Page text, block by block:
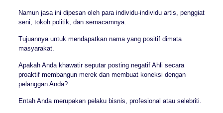
Namun jasa ini dipesan oleh para individu-individu artis, penggiat
seni, tokoh politik, dan semacamnya.
Tujuannya untuk mendapatkan nama yang positif dimata
masyarakat.
Apakah Anda khawatir seputar posting negatif Ahli secara
proaktif membangun merek dan membuat koneksi dengan
pelanggan Anda?
Entah Anda merupakan pelaku bisnis, profesional atau selebriti.